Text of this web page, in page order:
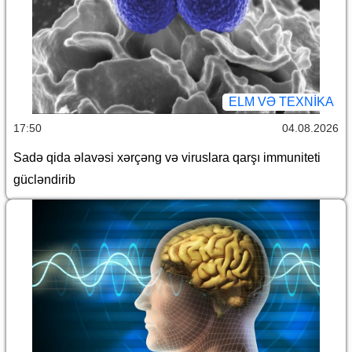
ELM VƏ TEXNIKA
17:50 04.08.2026
Sadə qida əlavəsi xərçəng və viruslara qarşı immuniteti
gücləndirib